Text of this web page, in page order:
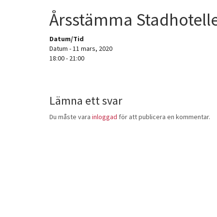
Årsstämma
Datum/Tid
Datum - 11 mars, 2020
18:00 - 21:00
Lämna ett svar
Du måste vara inloggad för att publicera en kommentar.